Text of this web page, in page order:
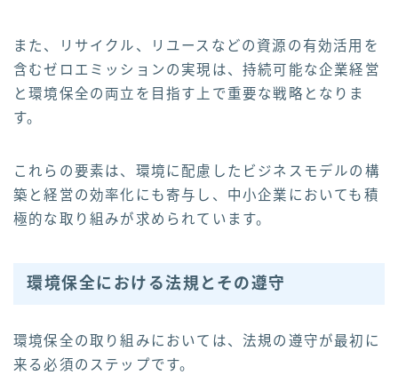
また、リサイクル、リユースなどの資源の有効活用を
含むゼロエミッションの実現は、持続可能な企業経営
と環境保全の両立を目指す上で重要な戦略となりま
す。
これらの要素は、環境に配慮したビジネスモデルの構
築と経営の効率化にも寄与し、中小企業においても積
極的な取り組みが求められています。
環境保全における法規とその遵守
環境保全の取り組みにおいては、法規の遵守が最初に
来る必須のステップです。